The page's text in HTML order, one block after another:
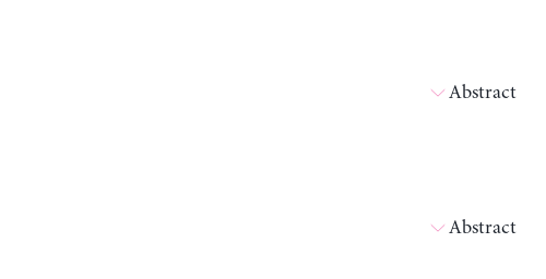
Abstract
Abstract